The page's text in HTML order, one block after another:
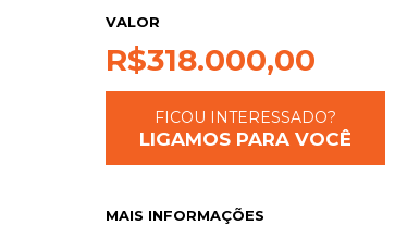
VALOR
R$318.000,00
FICOU INTERESSADO?
LIGAMOS PARA VOCÊ
MAIS INFORMAÇÕES